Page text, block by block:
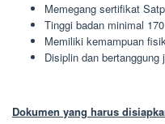
Memegang sertifikat
Tinggi badan minimal
Memiliki kemampuan
Disiplin dan bertanggung
Dokumen yang harus